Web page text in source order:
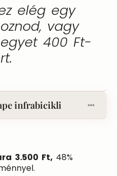
elég egy
vagy
400 Ft-
infrabicikli
3.500 Ft, 48%